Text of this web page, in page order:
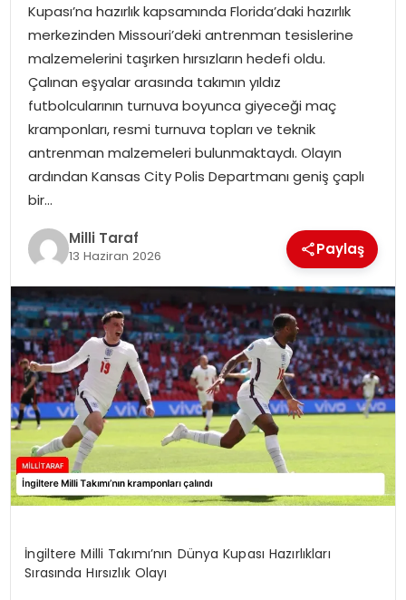
SIYASET
MAGAZIN
Kupası’na hazırlık kapsamında Florida’daki hazırlık
merkezinden Missouri’deki antrenman tesislerine
malzemelerini taşırken hırsızların hedefi oldu.
Çalınan eşyalar arasında takımın yıldız
futbolcularının turnuva boyunca giyeceği maç
kramponları, resmi turnuva topları ve teknik
antrenman malzemeleri bulunmaktaydı. Olayın
ardından Kansas City Polis Departmanı geniş çaplı
bir…
Milli Taraf
13 Haziran 2026 Paylaş
İngiltere Milli Takımı’nın Dünya Kupası Hazırlıkları
Sırasında Hırsızlık Olayı